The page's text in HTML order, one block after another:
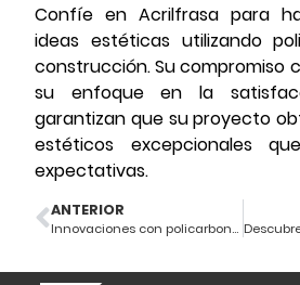
Confíe en Acrilfrasa para
ideas estéticas utilizando
construcción. Su compromiso
su enfoque en la
garantizan que su proyecto
estéticos excepcionales
expectativas.
ANTERIOR
Innovaciones con policarbonato en construcción